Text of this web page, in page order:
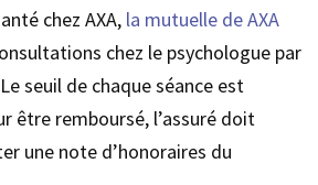
chez AXA,la mutuelle de AXA
chez le psychologue par
seuil de chaque séance est
être remboursé, l’assuré doit
une note d’honoraires du